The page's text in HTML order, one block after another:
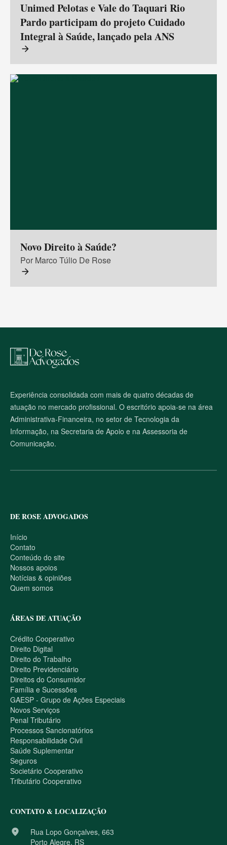
Unimed Pelotas e Vale do Taquari Rio
Pardo participam do projeto Cuidado
Integral à Saúde, lançado pela ANS
arrow_forward
Novo Direito à Saúde?
Por Marco Túlio De Rose
arrow_forward
M
a
p
o
s
i
t
e
Experiência consolidada com mais de quatro décadas de
atuação no mercado profissional. O escritório apoia-se na área
Administrativa-Financeira, no setor de Tecnologia da
Informação, na Secretaria de Apoio e na Assessoria de
Comunicação.
DE ROSE ADVOGADOS
Início
Contato
Conteúdo do site
Nossos apoios
Notícias & opiniões
Quem somos
ÁREAS DE ATUAÇÃO
Crédito Cooperativo
Direito Digital
Direito do Trabalho
Direito Previdenciário
Direitos do Consumidor
Família e Sucessões
GAESP - Grupo de Ações Especiais
Novos Serviços
Penal Tributário
Processos Sancionatórios
Responsabilidade Civil
Saúde Suplementar
Seguros
Societário Cooperativo
Tributário Cooperativo
CONTATO & LOCALIZAÇÃO
place
Rua Lopo Gonçalves, 663
Porto Alegre, RS